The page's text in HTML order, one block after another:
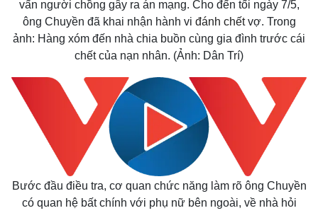
vấn người chồng gây ra án mạng. Cho đến tối ngày 7/5,
ông Chuyền đã khai nhận hành vi đánh chếtvợ. Trong
ảnh: Hàng xóm đến nhà chia buồn cùng gia đình trước cái
chết của nạn nhân. (Ảnh: Dân Trí)
Bước đầu điều tra, cơ quan chức năng làm rõ ông Chuyền
có quan hệ bất chính với phụ nữ bên ngoài, về nhà hỏi